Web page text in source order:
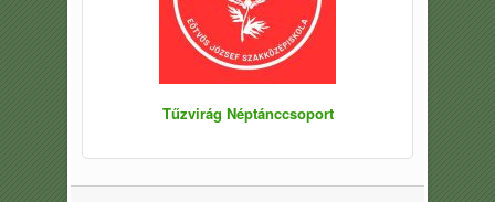
Tűzvirág Néptánccsoport